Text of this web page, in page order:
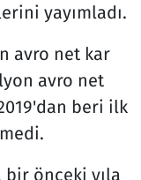
yayımladı.
avro net kar
avro net
beri ilk
bir önceki yıla